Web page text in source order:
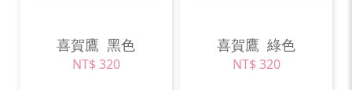
喜賀鷹 黑色
NT$ 320
喜賀鷹 綠色
NT$ 320